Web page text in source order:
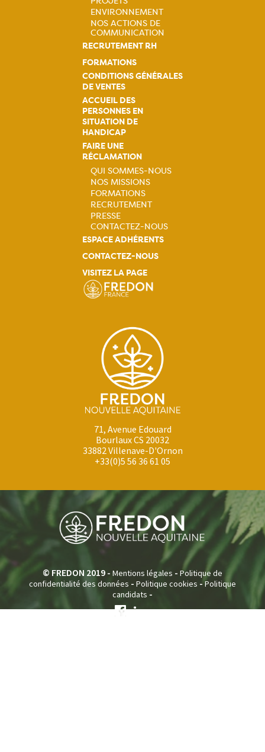
ENVIRONNEMENT
NOS ACTIONS DE
COMMUNICATION
RECRUTEMENT RH
FORMATIONS
CONDITIONS GÉNÉRALES
DE VENTES
ACCUEIL DES
PERSONNES EN
SITUATION DE
HANDICAP
FAIRE UNE
RÉCLAMATION
Navigation
principale
QUI SOMMES-NOUS
NOS MISSIONS
FORMATIONS
RECRUTEMENT
PRESSE
CONTACTEZ-NOUS
ESPACE ADHÉRENTS
CONTACTEZ-NOUS
VISITEZ LA PAGE
71, Avenue Edouard
Bourlaux CS 20032
33882 Villenave-D'Ornon
+33(0)5 56 36 61 05
© FREDON 2019 - Mentions légales - Politique de
confidentialité des données - Politique cookies -Politique
candidats -